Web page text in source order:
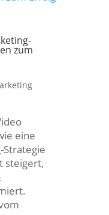
zum
eine
steigert,